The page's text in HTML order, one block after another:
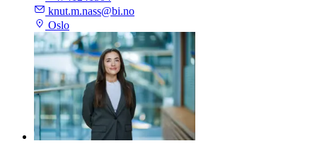
knut.m.nass@bi.no
Oslo